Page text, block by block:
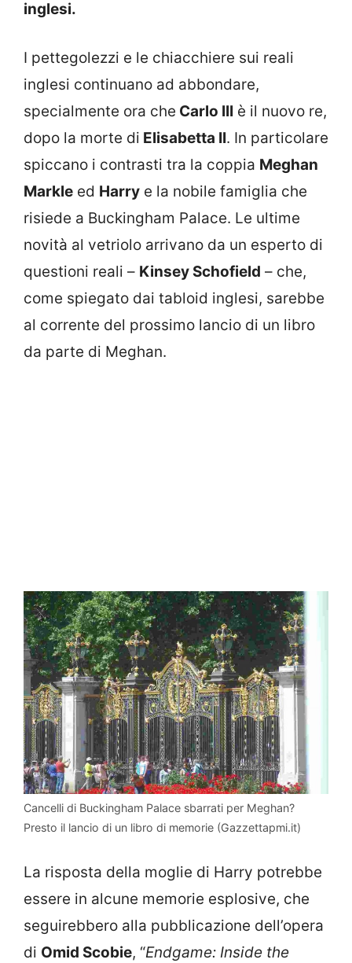
inglesi.
I pettegolezzi e le chiacchiere sui reali
inglesi continuano ad abbondare,
specialmente ora che Carlo III è il nuovo re,
dopo la morte di Elisabetta II. In particolare
spiccano i contrasti tra la coppia Meghan
Markle ed Harry e la nobile famiglia che
risiede a Buckingham Palace. Le ultime
novità al vetriolo arrivano da un esperto di
questioni reali – Kinsey Schofield – che,
come spiegato dai tabloid inglesi, sarebbe
al corrente del prossimo lancio di un libro
da parte di Meghan.
Cancelli di Buckingham Palace sbarrati per Meghan?
Presto il lancio di un libro di memorie (Gazzettapmi.it)
La risposta della moglie di Harry potrebbe
essere in alcune memorie esplosive, che
seguirebbero alla pubblicazione dell’opera
di Omid Scobie, “Endgame: Inside the